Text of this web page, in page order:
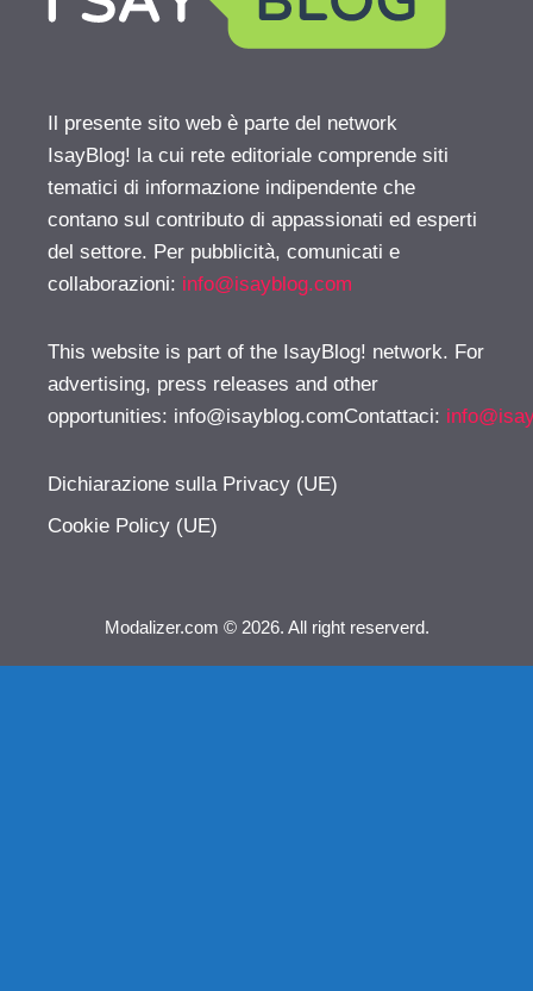
Il presente sito web è parte del network
IsayBlog! la cui rete editoriale comprende siti
tematici di informazione indipendente che
contano sul contributo di appassionati ed esperti
del settore. Per pubblicità, comunicati e
collaborazioni: info@isayblog.com
This website is part of the IsayBlog! network. For
advertising, press releases and other
opportunities: info@isayblog.comContattaci:
Dichiarazione sulla Privacy (UE)
Cookie Policy (UE)
Modalizer.com © 2026. All right reserverd.